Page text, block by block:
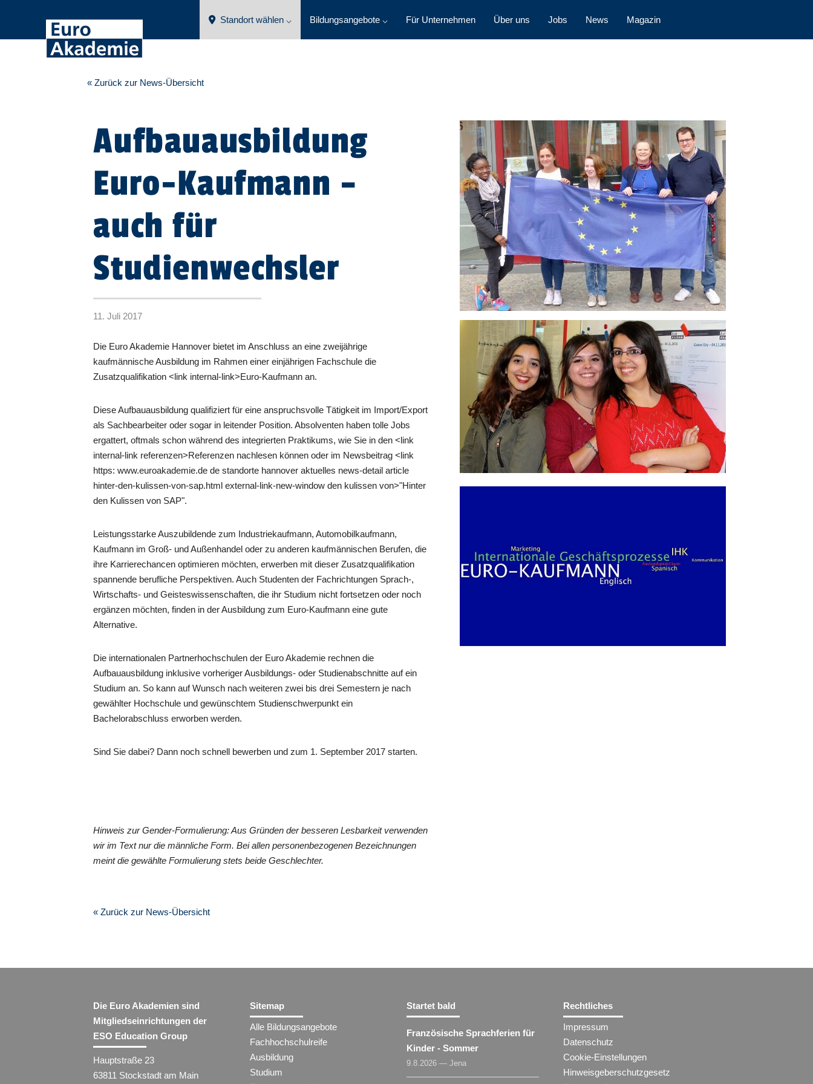
Standort wählen ⌵ Bildungsangebote ⌵ Für Unternehmen Über uns Jobs News Magazin
« Zurück zur News-Übersicht
Aufbauausbildung
Euro-Kaufmann –
auch für
Studienwechsler
11. Juli 2017
Die Euro Akademie Hannover bietet im Anschluss an eine zweijährige
kaufmännische Ausbildung im Rahmen einer einjährigen Fachschule die
Zusatzqualifikation <link internal-link>Euro-Kaufmann an.
Diese Aufbauausbildung qualifiziert für eine anspruchsvolle Tätigkeit im Import/Export
als Sachbearbeiter oder sogar in leitender Position. Absolventen haben tolle Jobs
ergattert, oftmals schon während des integrierten Praktikums, wie Sie in den <link
internal-link referenzen>Referenzen nachlesen können oder im Newsbeitrag <link
https: www.euroakademie.de de standorte hannover aktuelles news-detail article
hinter-den-kulissen-von-sap.html external-link-new-window den kulissen von>"Hinter
den Kulissen von SAP".
Leistungsstarke Auszubildende zum Industriekaufmann, Automobilkaufmann,
Kaufmann im Groß- und Außenhandel oder zu anderen kaufmännischen Berufen, die
ihre Karrierechancen optimieren möchten, erwerben mit dieser Zusatzqualifikation
spannende berufliche Perspektiven. Auch Studenten der Fachrichtungen Sprach-,
Wirtschafts- und Geisteswissenschaften, die ihr Studium nicht fortsetzen oder noch
ergänzen möchten, finden in der Ausbildung zum Euro-Kaufmann eine gute
Alternative.
Die internationalen Partnerhochschulen der Euro Akademie rechnen die
Aufbauausbildung inklusive vorheriger Ausbildungs- oder Studienabschnitte auf ein
Studium an. So kann auf Wunsch nach weiteren zwei bis drei Semestern je nach
gewählter Hochschule und gewünschtem Studienschwerpunkt ein
Bachelorabschluss erworben werden.
Sind Sie dabei? Dann noch schnell bewerben und zum 1. September 2017 starten.
Hinweis zur Gender-Formulierung: Aus Gründen der besseren Lesbarkeit verwenden
wir im Text nur die männliche Form. Bei allen personenbezogenen Bezeichnungen
meint die gewählte Formulierung stets beide Geschlechter.
« Zurück zur News-Übersicht
Die Euro Akademien sind
Mitgliedseinrichtungen der
ESO Education Group
Hauptstraße 23
63811 Stockstadt am Main
Sitemap
Alle Bildungsangebote
Fachhochschulreife
Ausbildung
Studium
Startet bald
Französische Sprachferien für
Kinder - Sommer
9.8.2026 — Jena
Rechtliches
Impressum
Datenschutz
Cookie-Einstellungen
Hinweisgeberschutzgesetz